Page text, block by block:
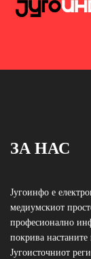
ЗА НАС
Југоинфо е
медиумскиот
професионално
покрива
Југоисточниот